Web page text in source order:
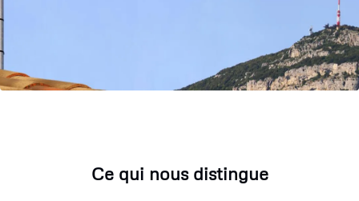
Ce qui nous distingue